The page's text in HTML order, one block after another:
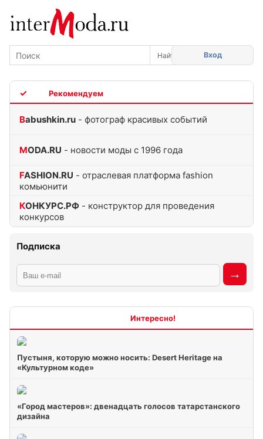
Вход
Babushkin.ru - фотограф красивых событий
MODA.RU - новости моды с 1996 года
FASHION.RU - отраслевая платформа fashion
комьюнити
КОНКУРС.РФ - конструктор для проведения
конкурсов
Подписка
Пустыня, которую можно носить: Desert Heritage на
«Культурном коде»
«Город мастеров»: двенадцать голосов татарстанского
дизайна